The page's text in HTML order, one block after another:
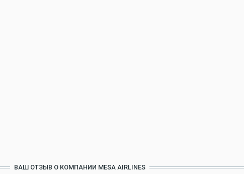
ВАШ ОТЗЫВ О КОМПАНИИ MESA AIRLINES